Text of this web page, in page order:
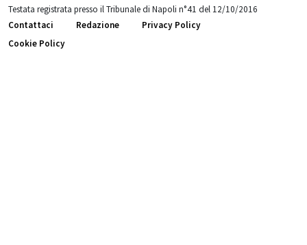
Testata registrata presso il Tribunale di Napoli n°41 del 12/10/2016
Contattaci
Redazione
Privacy Policy
Cookie Policy